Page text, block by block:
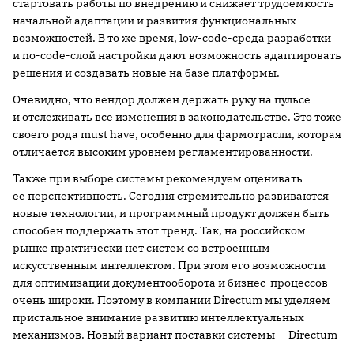
начальной адаптации и развития функциональных
возможностей. В то же время, low-code-среда разработки
и no-code-слой настройки дают возможность адаптировать
решения и создавать новые на базе платформы.
Очевидно, что вендор должен держать руку на пульсе
и отслеживать все изменения в законодательстве. Это тоже
своего рода must have, особенно для фармотрасли, которая
отличается высоким уровнем регламентированности.
Также при выборе системы рекомендуем оценивать
ее перспективность. Сегодня стремительно развиваются
новые технологии, и программный продукт должен быть
способен поддержать этот тренд. Так, на российском
рынке практически нет систем со встроенным
искусственным интеллектом. При этом его возможности
для оптимизации документооборота и бизнес-процессов
очень широки. Поэтому в компании Directum мы уделяем
пристальное внимание развитию интеллектуальных
механизмов. Новый вариант поставки системы — Directum